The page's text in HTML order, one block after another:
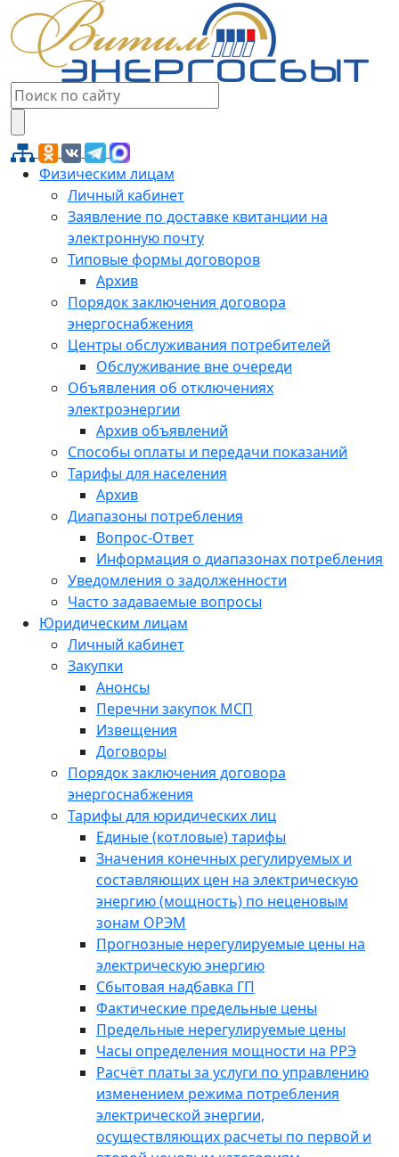
Физическим лицам
Личный кабинет
Заявление по доставке квитанции на
электронную почту
Типовые формы договоров
Архив
Порядок заключения договора
энергоснабжения
Центры обслуживания потребителей
Обслуживание вне очереди
Объявления об отключениях
электроэнергии
Архив объявлений
Способы оплаты и передачи показаний
Тарифы для населения
Архив
Диапазоны потребления
Вопрос-Ответ
Информация о диапазонах потребления
Уведомления о задолженности
Часто задаваемые вопросы
Юридическим лицам
Личный кабинет
Закупки
Анонсы
Перечни закупок МСП
Извещения
Договоры
Порядок заключения договора
энергоснабжения
Тарифы для юридических лиц
Единые (котловые) тарифы
Значения конечных регулируемых и
составляющих цен на электрическую
энергию (мощность) по неценовым
зонам ОРЭМ
Прогнозные нерегулируемые цены на
электрическую энергию
Сбытовая надбавка ГП
Фактические предельные цены
Предельные нерегулируемые цены
Часы определения мощности на РРЭ
Расчёт платы за услуги по управлению
изменением режима потребления
электрической энергии,
осуществляющих расчеты по первой и